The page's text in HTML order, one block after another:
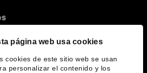
página web usa cookies
cookies de este sitio web se usan
personalizar el contenido y los
el Foro